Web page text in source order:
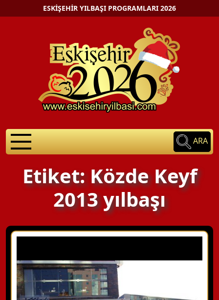
ESKIŞEHIR YILBAŞI PROGRAMLARI 2026
ARA
Etiket: Közde Keyf
2013 yılbaşı